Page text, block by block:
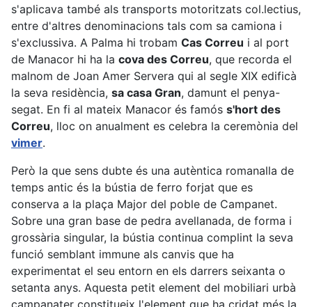
s'aplicava també als transports motoritzats col.lectius,
entre d'altres denominacions tals com sa camiona i
s'exclussiva. A Palma hi trobam Cas Correu i al port
de Manacor hi ha la cova des Correu, que recorda el
malnom de Joan Amer Servera qui al segle XIX edificà
la seva residència, sa casa Gran, damunt el penya-
segat. En fi al mateix Manacor és famós s'hort des
Correu, lloc on anualment es celebra la ceremònia del
vimer.
Però la que sens dubte és una autèntica romanalla de
temps antic és la bústia de ferro forjat que es
conserva a la plaça Major del poble de Campanet.
Sobre una gran base de pedra avellanada, de forma i
grossària singular, la bústia continua complint la seva
funció semblant immune als canvis que ha
experimentat el seu entorn en els darrers seixanta o
setanta anys. Aquesta petit element del mobiliari urbà
campanater constitueix l'element que ha cridat més la